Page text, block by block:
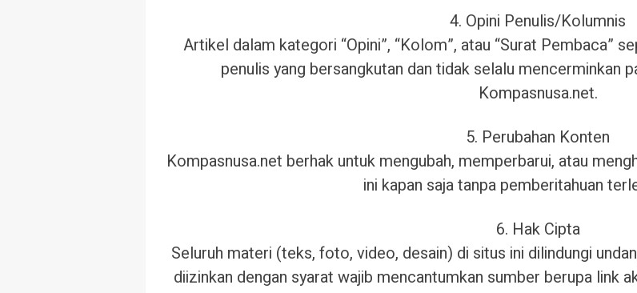
4. Opini Penulis/Kolumnis
Artikel dalam kategori “Opini”, “Kolom”, atau “Surat Pembaca”
penulis yang bersangkutan dan tidak selalu mencerminkan
Kompasnusa.net.
5. Perubahan Konten
Kompasnusa.net berhak untuk mengubah, memperbarui, atau
ini kapan saja tanpa pemberitahuan
6. Hak Cipta
Seluruh materi (teks, foto, video, desain) di situs ini dilindungi
diizinkan dengan syarat wajib mencantumkan sumber berupa link